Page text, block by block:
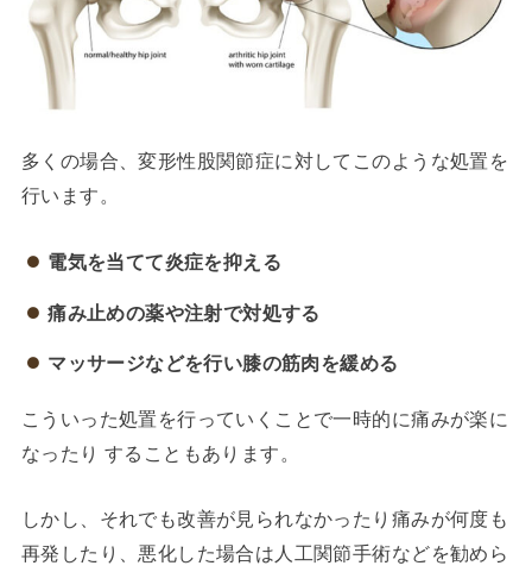
多くの場合、変形性股関節症に対してこのような処置を
行います。
電気を当てて炎症を抑える
痛み止めの薬や注射で対処する
マッサージなどを行い膝の筋肉を緩める
こういった処置を行っていくことで一時的に痛みが楽に
なったり することもあります。
しかし、それでも改善が見られなかったり痛みが何度も
再発したり、悪化した場合は人工関節手術などを勧めら